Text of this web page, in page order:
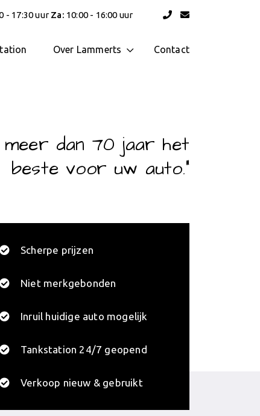
- 17:30 uur Za: 10:00 - 16:00 uur
Over Lammerts Contact
meer dan 70 jaar het
beste voor uw auto.”
Scherpe prijzen
Niet merkgebonden
Inruil huidige auto mogelijk
Tankstation 24/7 geopend
Verkoop nieuw & gebruikt